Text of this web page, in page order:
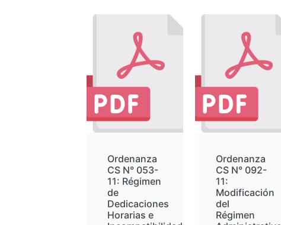
Ordenanza
CS N° 053-
11: Régimen
de
Dedicaciones
Horarias e
Ordenanza
CS N° 092-
11:
Modificación
del
Régimen